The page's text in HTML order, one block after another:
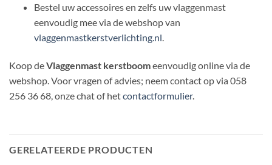
Bestel uw accessoires en zelfs uw vlaggenmast
eenvoudig mee via de webshop van
vlaggenmastkerstverlichting.nl.
Koop deVlaggenmast kerstboomeenvoudig online via de
webshop. Voor vragen of advies; neem contact op via 058
256 36 68, onze chat of hetcontactformulier.
GERELATEERDE PRODUCTEN